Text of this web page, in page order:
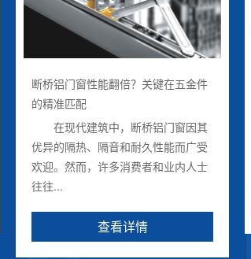
断桥铝门窗性能翻倍？关键在五金件
的精准匹配
在现代建筑中，断桥铝门窗因其
优异的隔热、隔音和耐久性能而广受
欢迎。然而，许多消费者和业内人士
往往...
查看详情